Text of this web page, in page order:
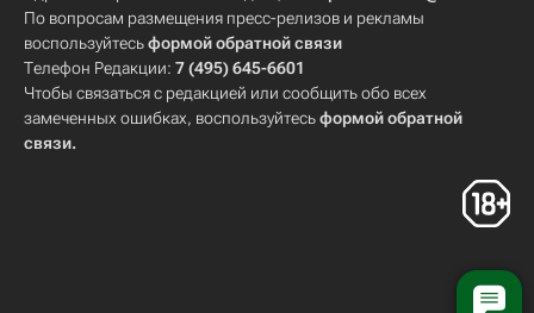
По вопросам размещения пресс-релизов и рекламы
воспользуйтесьформой обратной связи
Телефон Редакции: 7 (495) 645-6601
Чтобы связаться с редакцией или сообщить обо всех
замеченных ошибках, воспользуйтесьформой обратной
связи.